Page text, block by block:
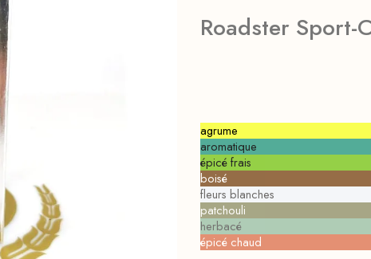
Roadster Sport-
agrume
aromatique
épicé frais
boisé
fleurs blanches
patchouli
herbacé
épicé chaud